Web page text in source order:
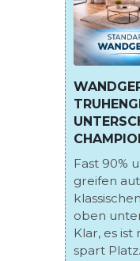
Fast 90%
greifen
oben
Klar, es
spart Platz.